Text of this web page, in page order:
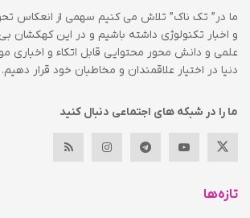
ما در” تک ناک” تلاش می کنیم سهمی از انعکاس
و اخبار تکنولوژی داشته باشیم و در این کهکشان
علمی و دانش محور محتوایی قابل اتکاء و اخباری
دنیا در اختیار علاقمندان و مخاطبان خود قرار دهیم.
ما را در شبکه های اجتماعی دنبال کنید
تازه‌ها